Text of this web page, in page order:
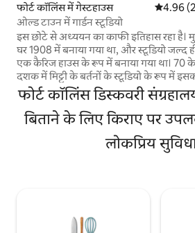
फोर्ट कॉलिंस में गेस्टहाउस औसत4.96
ओल्ड टाउन में गार्डन स्टूडियो
इस छोटे से अध्ययन का काफी इतिहास रहा है।
घर 1908 में बनाया गया था, और स्टूडियो जल्द
एक कैरिज हाउस के रूप में बनाया गया था। 70 के
दशक में मिट्टी के बर्तनों के स्टूडियो के रूप में
नया रूप था। अब, 2023 में एक रीमॉडल के
उन मेहमानों के लिए एक आरामदायक रिट्रीट है
हमारे अविश्वसनीय शहर का पता लगाना चाहते
चाहे आप ओल्ड टाउन अनुभव के लिए आए हों,
ताजा पहाड़ की हवा में लंबी पैदल यात्रा, हमारी
स्तरीय शराब की भठ्ठी के आसपास घूमना, या
फोर्ट कॉलिंस डिस्कवरी
बिताने के लिए किराए पर
लोकप्रिय